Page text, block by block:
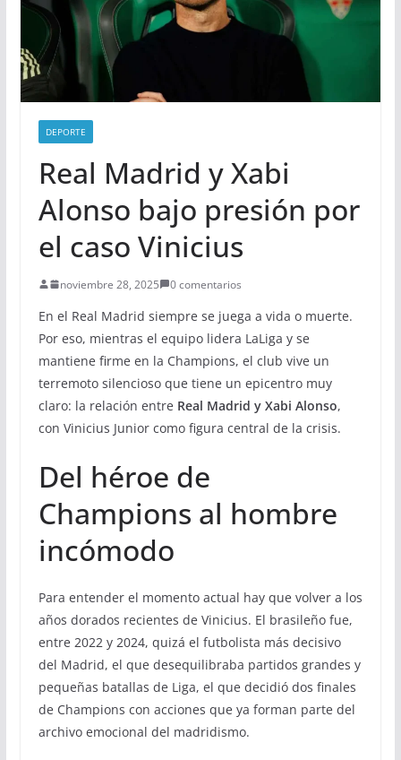
DEPORTE
Real Madrid y Xabi
Alonso bajo presión por
el caso Vinicius
noviembre 28, 2025 0 comentarios
En el Real Madrid siempre se juega a vida o muerte.
Por eso, mientras el equipo lidera LaLiga y se
mantiene firme en la Champions, el club vive un
terremoto silencioso que tiene un epicentro muy
claro: la relación entre Real Madrid y Xabi Alonso,
con Vinicius Junior como figura central de la crisis.
Del héroe de
Champions al hombre
incómodo
Para entender el momento actual hay que volver a los
años dorados recientes de Vinicius. El brasileño fue,
entre 2022 y 2024, quizá el futbolista más decisivo
del Madrid, el que desequilibraba partidos grandes y
pequeñas batallas de Liga, el que decidió dos finales
de Champions con acciones que ya forman parte del
archivo emocional del madridismo.